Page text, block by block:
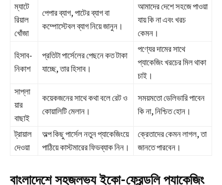
ম্যাটে
রিয়াল
খোঁজা
পেপার ব্যাগ, পাটের ব্যাগ বা
কম্পোস্টেবল ব্যাগ নিয়ে জানুন।
আমাদের দেশে সহজে পাওয়া
যায় কি না এবং খরচ
কেমন।
হিসাব-
নিকাশ
প্রতিটা পার্সেলের পেছনে কত টাকা
যাচ্ছে, তার হিসাব।
পণ্যের দামের সাথে
প্যাকেজিং খরচের মিল থাকা
চাই।
সাপ্লা
য়ার
বাছাই
কয়েকজনের সাথে কথা বলে রেট ও
কোয়ালিটি মেলান।
সময়মতো ডেলিভারি পাবেন
কি না, নিশ্চিত হোন।
ট্রায়াল
দেওয়া
অল্প কিছু পার্সেল নতুন প্যাকেজিংয়ে
পাঠিয়ে কাস্টমারের ফিডব্যাক নিন।
ক্রেতাদের কেমন লাগল, তা
জানতে পারবেন।
বাংলাদেশে সহজলভ্য ইকো-ফ্রেন্ডলি প্যাকেজিং